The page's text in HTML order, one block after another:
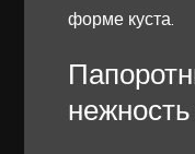
форме куста.